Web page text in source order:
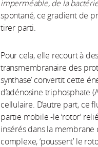
imperméable, de la
spontané, ce gradient de
tirer parti.
Pour cela, elle recourt à
transmembranaire des
synthase’ convertit cette
d’adénosine triphosphate
cellulaire. D’autre part, ce
partie mobile -le ‘rotor’
insérés dans la
complexe, ‘poussent’ le